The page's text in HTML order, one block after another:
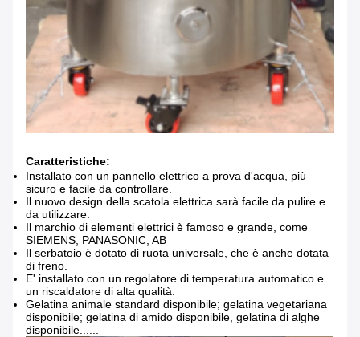
Caratteristiche:
Installato con un pannello elettrico a prova d'acqua, più
sicuro e facile da controllare.
Il nuovo design della scatola elettrica sarà facile da pulire e
da utilizzare.
Il marchio di elementi elettrici è famoso e grande, come
SIEMENS, PANASONIC, AB
Il serbatoio è dotato di ruota universale, che è anche dotata
di freno.
E' installato con un regolatore di temperatura automatico e
un riscaldatore di alta qualità.
Gelatina animale standard disponibile; gelatina vegetariana
disponibile; gelatina di amido disponibile, gelatina di alghe
disponibile......